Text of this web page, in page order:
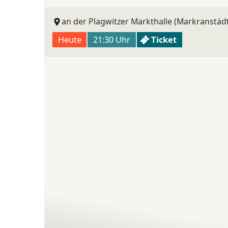
an der Plagwitzer Markthalle
Heute 21:30 Uhr Ticket